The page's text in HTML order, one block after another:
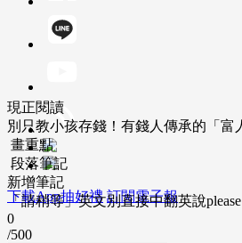
下載App抽好禮 訂閱電子報
現正閱讀
別只教小孩存錢！有錢人傳承的「
畫重點
段落筆記
新增筆記
「請稍等」英文別直接中翻英說
0
/500